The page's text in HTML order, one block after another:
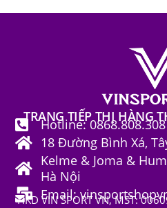
TRANG TIẾP THỊ HÀNG
Hotline: 0868.808.308
18 Đường Bình Xá,
Kelme & Joma &
Hà Nội
Email:
HKD VIN SPORT VN, MST: